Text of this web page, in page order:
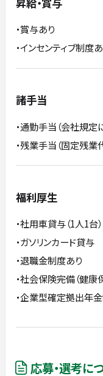
・賞与あり
・インセンティブ制度
諸手当
・通勤手当（会社規定
・残業手当（固定残
福利厚生
・社用車貸与（1人1台）
・ガソリンカード貸与
・退職金制度あり
・社会保険完備（健康
・企業型確定拠出年
応募・選考に